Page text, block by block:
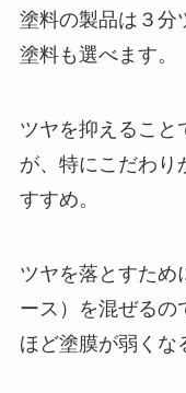
塗料の製品は３分
塗料も選べます。
ツヤを抑えること
が、特にこだわり
すすめ。
ツヤを落とすため
ース）を混ぜるの
ほど塗膜が弱くな